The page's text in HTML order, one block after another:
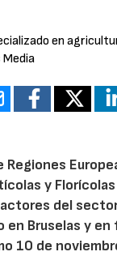
en
Regiones
y
del
en Bruselas y
10 de